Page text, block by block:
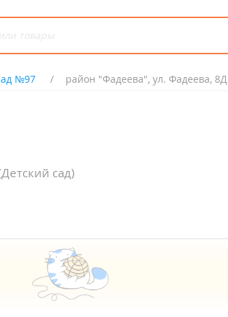
№97 район "Фадеева", ул. Фадеева, 8Д
сад)